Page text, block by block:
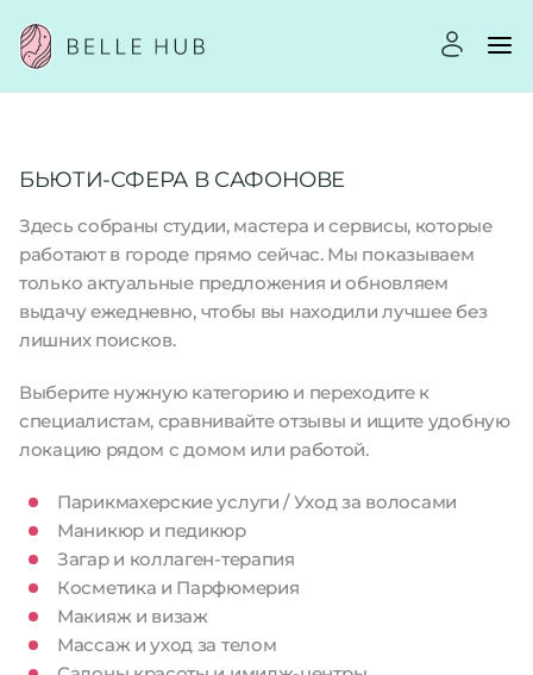
БЬЮТИ-СФЕРА В САФОНОВЕ
Здесь собраны студии, мастера и сервисы, которые
работают в городе прямо сейчас. Мы показываем
только актуальные предложения и обновляем
выдачу ежедневно, чтобы вы находили лучшее без
лишних поисков.
Выберите нужную категорию и переходите к
специалистам, сравнивайте отзывы и ищите удобную
локацию рядом с домом или работой.
Парикмахерские услуги / Уход за волосами
Маникюр и педикюр
Загар и коллаген-терапия
Косметика и Парфюмерия
Макияж и визаж
Массаж и уход за телом